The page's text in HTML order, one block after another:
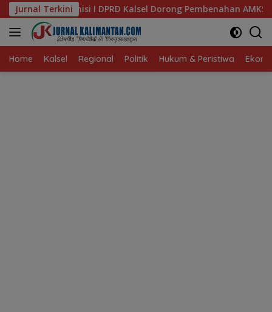
Langsung
ke
konten
Jurnal Terkini
Kalsel Dorong Pembenahan AMKS Hasanuddin Ketua
Home Kalsel Regional Politik Hukum & Peristiwa